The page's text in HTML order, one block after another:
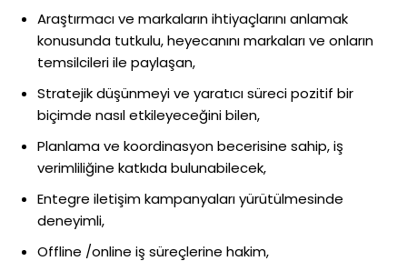
Araştırmacı ve markaların ihtiyaçlarını anlamak
konusunda tutkulu, heyecanını markaları ve onların
temsilcileri ile paylaşan,
Stratejik düşünmeyi ve yaratıcı süreci pozitif bir
biçimde nasıl etkileyeceğini bilen,
Planlama ve koordinasyon becerisine sahip, iş
verimliliğine katkıda bulunabilecek,
Entegre iletişim kampanyaları yürütülmesinde
deneyimli,
Offline /online iş süreçlerine hakim,